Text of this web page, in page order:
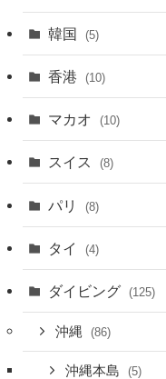
韓国 (5)
香港 (10)
マカオ (10)
スイス (8)
パリ (8)
タイ (4)
ダイビング (125)
沖縄 (86)
沖縄本島 (5)